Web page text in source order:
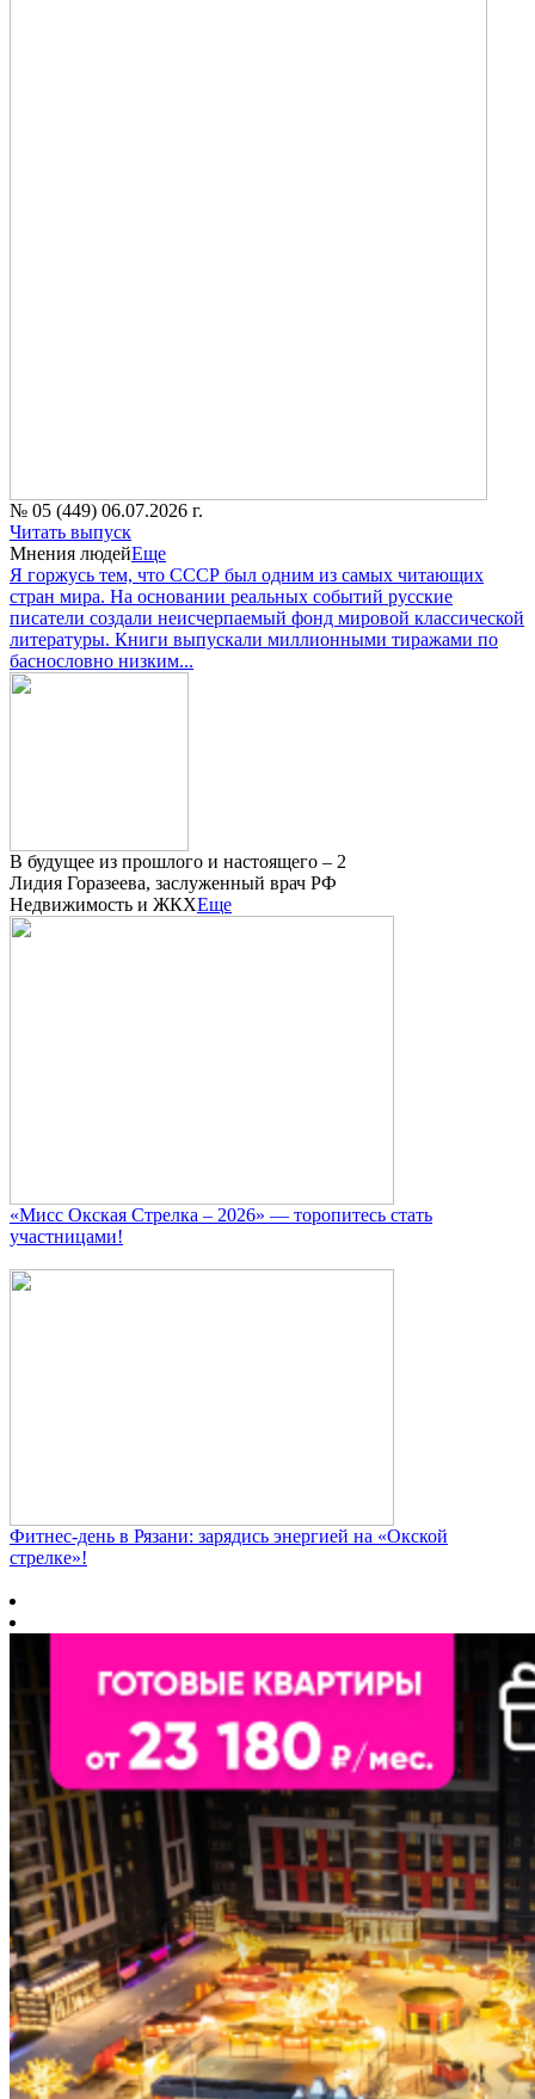
№ 05 (449) 06.07.2026 г.
Читать выпуск
Мнения людейЕще
Я горжусь тем, что СССР был одним из самых читающих
стран мира. На основании реальных событий русские
писатели создали неисчерпаемый фонд мировой классической
литературы. Книги выпускали миллионными тиражами по
баснословно низким...
В будущее из прошлого и настоящего – 2
Лидия Горазеева, заслуженный врач РФ
Недвижимость и ЖКХЕще
«Мисс Окская Стрелка – 2026» — торопитесь стать
участницами!
Фитнес‑день в Рязани: зарядись энергией на «Окской
стрелке»!